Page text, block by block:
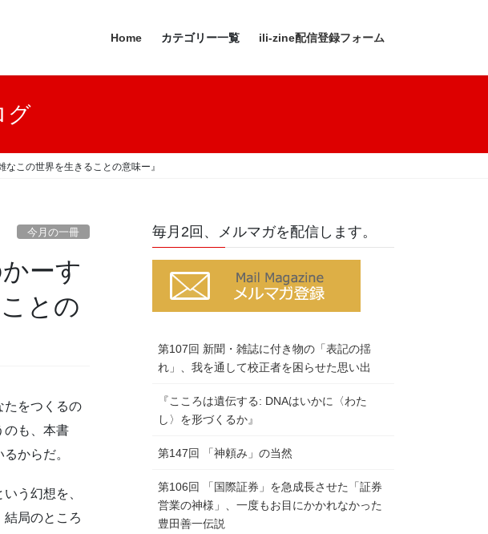
Home カテゴリー一覧 ili-zine配信登録フォーム
グ
この世界を生きることの意味ー』
今月の一冊
ーす
との
たをつくるの
のも、本書
からだ。
う幻想を、
局のところ
毎月2回、メルマガを配信します。
第107回 新聞・雑誌に付き物の「表記の揺
れ」、我を通して校正者を困らせた思い出
『こころは遺伝する: DNAはいかに〈わた
し〉を形づくるか』
第147回 「神頼み」の当然
第106回 「国際証券」を急成長させた「証券
営業の神様」、一度もお目にかかれなかった
豊田善一伝説